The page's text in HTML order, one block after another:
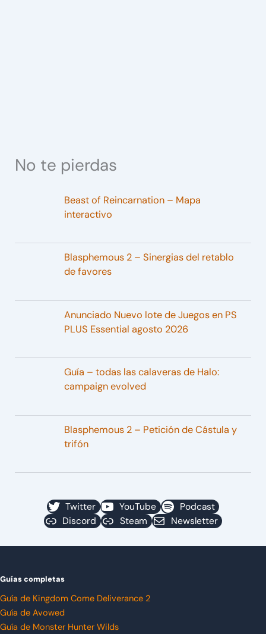
No te pierdas
Beast of Reincarnation – Mapa
interactivo
Blasphemous 2 – Sinergias del retablo
de favores
Anunciado Nuevo lote de Juegos en PS
PLUS Essential agosto 2026
Guía – todas las calaveras de Halo:
campaign evolved
Blasphemous 2 – Petición de Cástula y
trifón
Twitter YouTube
Podcast
Discord
Steam Newsletter
Guías completas
Guía de Kingdom Come Deliverance 2
Guía de Avowed
Guía de Monster Hunter Wilds